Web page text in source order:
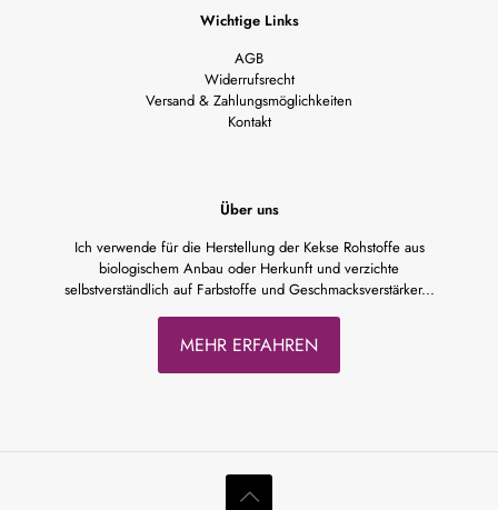
Wichtige Links
AGB
Widerrufsrecht
Versand & Zahlungsmöglichkeiten
Kontakt
Über uns
Ich verwende für die Herstellung der Kekse Rohstoffe aus
biologischem Anbau oder Herkunft und verzichte
selbstverständlich auf Farbstoffe und Geschmacksverstärker...
MEHR ERFAHREN